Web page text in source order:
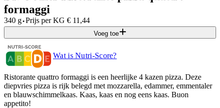
formaggi
340 g·Prijs per KG € 11,44
Voeg toe
Wat is Nutri-Score?
Ristorante quattro formaggi is een heerlijke 4 kazen pizza. Deze
diepvries pizza is rijk belegd met mozzarella, edammer, emmentaler
en blauwschimmelkaas. Kaas, kaas en nog eens kaas. Buon
appetito!